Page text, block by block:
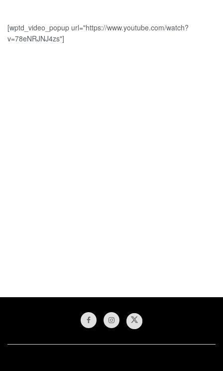
[wptd_video_popup url="https://www.youtube.com/watch?
v=78eNRJNJ4zs"]